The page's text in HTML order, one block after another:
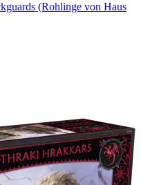
(Rohlinge von Haus